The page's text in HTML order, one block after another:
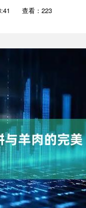
查看：223